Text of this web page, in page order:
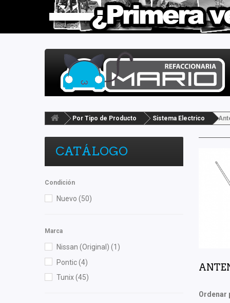
Por Tipo de Producto Sistema Electrico
CATÁLOGO
Condición
Nuevo (50)
Marca
Nissan (Original) (1)
Pontic(4)
Tunix(45)
Ordenar